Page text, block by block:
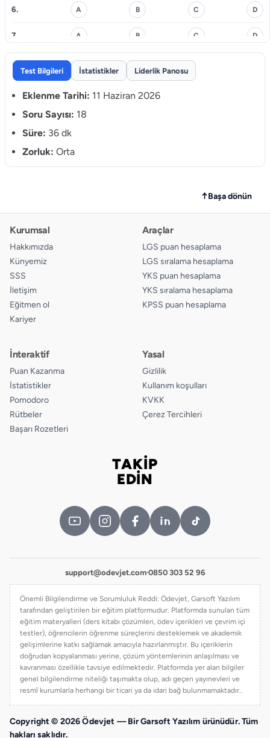
6. A B C D
7. A B C D
8. A B C
10. A
12. A B C D
15. C
17. C
18.
Test Bilgileri İstatistikler Liderlik Panosu
Eklenme Tarihi: 11 Haziran 2026
Soru Sayısı: 18
Süre: 36 dk
Zorluk: Orta
↑Başa dönün
Kurumsal
Hakkımızda
Künyemiz
SSS
İletişim
Eğitmen ol
Kariyer
Araçlar
LGS puan hesaplama
LGS sıralama hesaplama
YKS puan hesaplama
YKS sıralama hesaplama
KPSS puan hesaplama
İnteraktif
Puan Kazanma
İstatistikler
Pomodoro
Rütbeler
Başarı Rozetleri
Yasal
Gizlilik
Kullanım koşulları
KVKK
Çerez Tercihleri
TAKİP
EDİN
support@odevjet.com·0850 303 52 96
Önemli Bilgilendirme ve Sorumluluk Reddi: Ödevjet, Garsoft Yazılım
tarafından geliştirilen bir eğitim platformudur. Platformda sunulan tüm
eğitim materyalleri (ders kitabı çözümleri, ödev içerikleri ve çevrim içi
testler), öğrencilerin öğrenme süreçlerini desteklemek ve akademik
gelişimlerine katkı sağlamak amacıyla hazırlanmıştır. Bu içeriklerin
doğrudan kopyalanması yerine, çözüm yöntemlerinin anlaşılması ve
kavranması özellikle tavsiye edilmektedir. Platformda yer alan bilgiler
genel bilgilendirme niteliği taşımakta olup, adı geçen yayınevleri ve
resmî kurumlarla herhangi bir ticari ya da idari bağ bulunmamaktadır..
Copyright © 2026 Ödevjet — Bir Garsoft Yazılım ürünüdür. Tüm
hakları saklıdır.